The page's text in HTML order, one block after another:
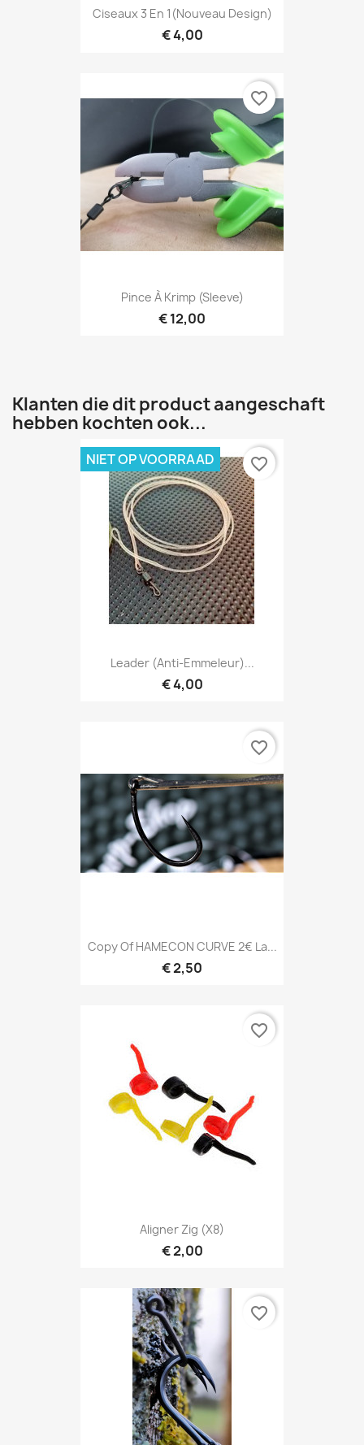
Ciseaux 3 En 1(nouveau Design)
€ 4,00
Pince À Krimp (Sleeve)
€ 12,00
favorite_border
Klanten die dit product aangeschaft
hebben kochten ook...
Leader (anti-Emmeleur)...
€ 4,00
NIET OP VOORRAAD favorite_border
Copy Of HAMECON CURVE 2€ La...
€ 2,50
favorite_border
Aligner Zig (X8)
€ 2,00
favorite_border
favorite_border